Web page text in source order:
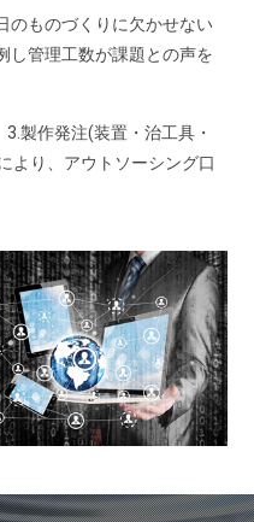
のものづくりに欠かせない
し管理工数が課題との声を
製作発注(装置・治工具・
より、アウトソーシング口